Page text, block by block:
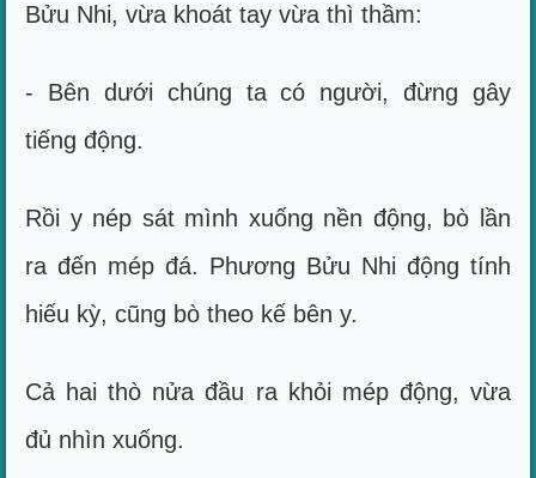
Bửu Nhi, vừa khoát tay vừa thì thầm:
- Bên dưới chúng ta có người, đừng gây
tiếng động.
Rồi y nép sát mình xuống nền động, bò lần
ra đến mép đá. Phương Bửu Nhi động tính
hiếu kỳ, cũng bò theo kế bên y.
Cả hai thò nửa đầu ra khỏi mép động, vừa
đủ nhìn xuống.